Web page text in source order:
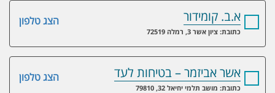
הצג טלפון א.ב. קומידור
כתובת: ציון אשר 3, רמלה 72519
הצג טלפון אשר אביזמר – בטיחות לעד
כתובת: מושב תלמי יחיאל 32, 79810